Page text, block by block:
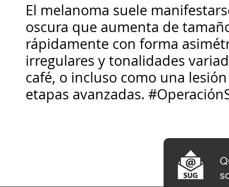
El melanoma suele
oscura que aumenta de
rápidamente con forma
irregulares y tonalidades
café, o incluso como una
etapas avanzadas.